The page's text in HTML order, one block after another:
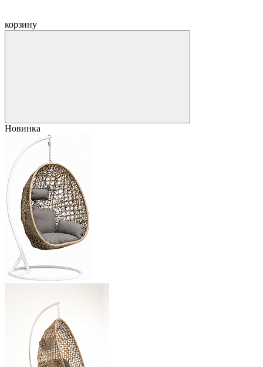
корзину
Новинка